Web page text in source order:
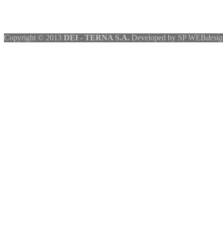
Copyright © 2013 DEI - TERNA S.A. Developed by SP WEB